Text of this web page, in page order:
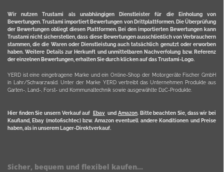
Wir nutzen Trustami als unabhängigen Dienstleister für die Einholung von
Bewertungen. Trustami importiert Bewertungen von Drittplattformen. Die Überprüfung
der Bewertungen obliegt diesen Plattformen. Bei den importierten Bewertungen kann
Trustami nicht sicherstellen, dass diese Bewertungen ausschließlich von Verbrauchern
stammen, die die Waren oder Dienstleistung auch tatsächlich genutzt oder erworben
haben. Weitere Details zur Herkunft und unmittelbaren Nachverfolung bzw. Referenz
der einzelnen Bewertungen, erhalten Sie durch klicken auf das Trustami-Logo.
YERD ist eine eingetragene Marke und ein Online-Shop der Motorgeräte Fischer GmbH
in Lahr/Schwarzwald. Unter der Marke YERD vertreibt das Unternehmen Produkte aus
Garten-, Land-, Forst- und Kommunaltechnik sowie ausgewählte D2C-Produkte.
Hier finden Sie unsern Verkauf auf Ebayund Amazon. Bitte beachten Sie, dass wir bei
Kaufland, Ebay (motofischtec) bzw. Amazon eventuell andere Konditionen und Preise
haben, als in unserem Lager-Direktverkauf.
Sicher, bequem und flexibel kaufen...